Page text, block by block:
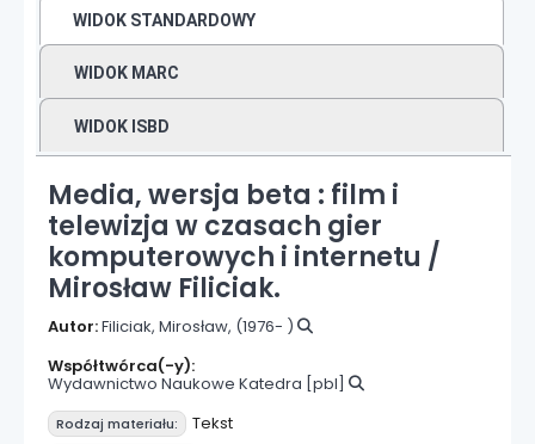
WIDOK STANDARDOWY
WIDOK MARC
WIDOK ISBD
Media, wersja beta : film i
telewizja w czasach gier
komputerowych i internetu /
Mirosław Filiciak.
Autor:Filiciak, Mirosław, (1976- )
Współtwórca(-y):
Wydawnictwo Naukowe Katedra [pbl]
Rodzaj materiału: Tekst